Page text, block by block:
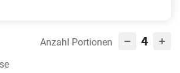
Anzahl Portionen 4